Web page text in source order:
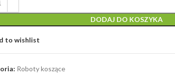
DODAJ DO KOSZYKA
to wishlist
Roboty koszące